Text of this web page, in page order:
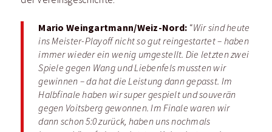
Mario Weingartmann/Weiz-Nord: “Wir sind heute
ins Meister-Playoff nicht so gut reingestartet – haben
immer wieder ein wenig umgestellt. Die letzten zwei
Spiele gegen Wang und Liebenfels mussten wir
gewinnen – da hat die Leistung dann gepasst. Im
Halbfinale haben wir super gespielt und souverän
gegen Voitsberg gewonnen. Im Finale waren wir
dann schon 5:0 zurück, haben uns nochmals